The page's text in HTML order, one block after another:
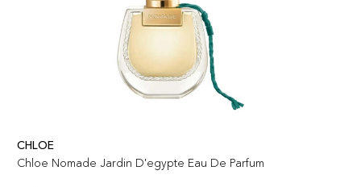
CHLOE
Chloe Nomade Jardin D'egypte Eau De Parfum